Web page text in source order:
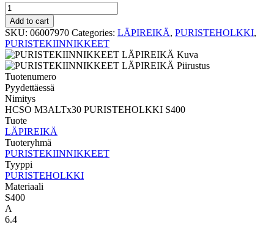
PURISTEHOLKKI
LÄPIREIKÄ
HCSO
M3ALTx30
PURISTEHOLKKI
S400
quantity
Add to cart
SKU: 06007970 Categories: LÄPIREIKÄ, PURISTEHOLKKI,
PURISTEKIINNIKKEET
Tuotenumero
Pyydettäessä
Nimitys
HCSO M3ALTx30 PURISTEHOLKKI S400
Tuote
LÄPIREIKÄ
Tuoteryhmä
PURISTEKIINNIKKEET
Tyyppi
PURISTEHOLKKI
Materiaali
S400
A
6.4